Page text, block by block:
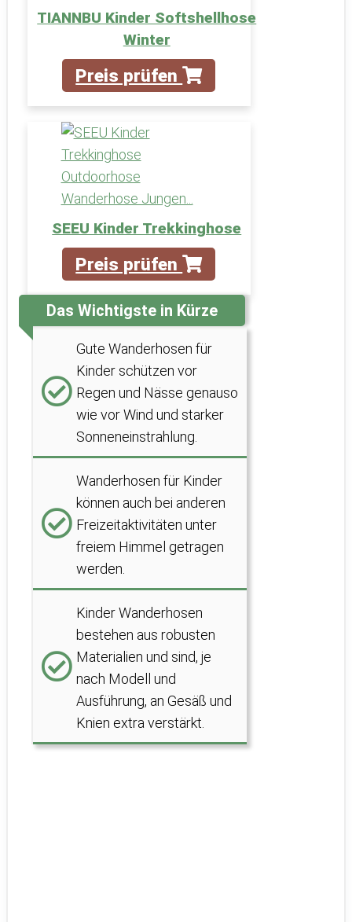
TIANNBU Kinder Softshellhose
Winter
Preis prüfen
SEEU Kinder Trekkinghose
Preis prüfen
Das Wichtigste in Kürze
Gute Wanderhosen für
Kinder schützen vor
Regen und Nässe genauso
wie vor Wind und starker
Sonneneinstrahlung.
Wanderhosen für Kinder
können auch bei anderen
Freizeitaktivitäten unter
freiem Himmel getragen
werden.
Kinder Wanderhosen
bestehen aus robusten
Materialien und sind, je
nach Modell und
Ausführung, an Gesäß und
Knien extra verstärkt.